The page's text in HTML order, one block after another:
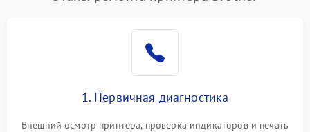
1. Первичная диагностика
Внешний осмотр принтера, проверка индикаторов и печать